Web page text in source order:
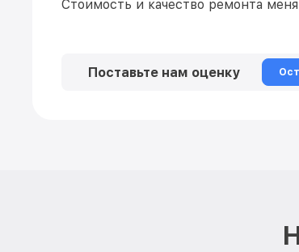
Стоимость и качество ремонта
Поставьте нам оценку